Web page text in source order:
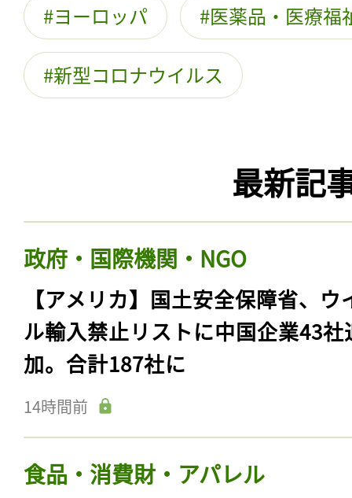
ヨーロッパ 医薬品・医療福
新型コロナウイルス
最新記
政府・国際機関・NGO
【アメリカ】国土安全保障省、ウ
ル輸入禁止リストに中国企業43社
加。合計187社に
14時間前
食品・消費財・アパレル